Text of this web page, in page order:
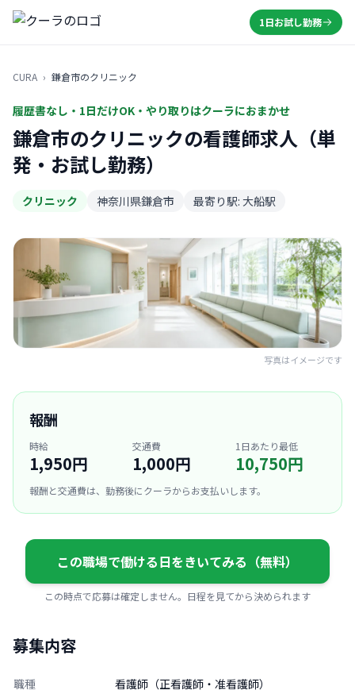
1日お試し勤務
CURA › 鎌倉市のクリニック
履歴書なし・1日だけOK・やり取りはクーラにおまかせ
鎌倉市のクリニックの看護師求人（単
発・お試し勤務）
クリニック 神奈川県鎌倉市 最寄り駅: 大船駅
写真はイメージです
報酬
時給
1,950円
交通費
1,000円
1日あたり最低
10,750円
報酬と交通費は、勤務後にクーラからお支払いします。
この職場で働ける日をきいてみる（無料）
この時点で応募は確定しません。日程を見てから決められます
募集内容
職種 看護師（正看護師・准看護師）